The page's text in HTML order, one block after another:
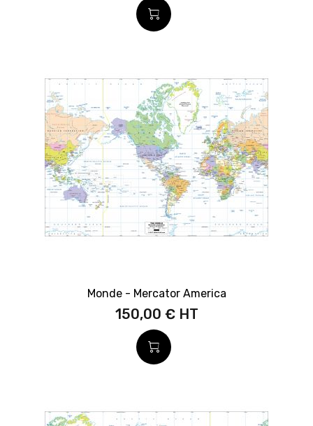
Monde - Mercator America
150,00 €